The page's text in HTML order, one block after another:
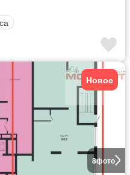
8фото
Новое